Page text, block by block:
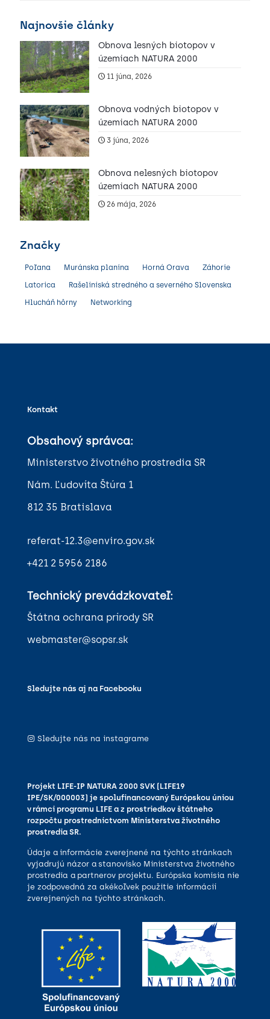
Najnovšie články
Obnova lesných biotopov v
územiach NATURA 2000
11 júna, 2026
Obnova vodných biotopov v
územiach NATURA 2000
3 júna, 2026
Obnova nelesných biotopov
územiach NATURA 2000
26 mája, 2026
Značky
Poľana Muránska planina Horná Orava Záhorie
Latorica Rašeliniská stredného a severného Slovenska
Hlucháň hôrny Networking
Kontakt
Obsahový správca:
Ministerstvo životného prostredia SR
Nám. Ľudovíta Štúra 1
812 35 Bratislava
referat-12.3@enviro.gov.sk
+421 2 5956 2186
Technický prevádzkovateľ:
Štátna ochrana prírody SR
webmaster@sopsr.sk
Sledujte nás aj na Facebooku
Sledujte nás na instagrame
Projekt LIFE-IP NATURA 2000 SVK (LIFE19
IPE/SK/000003) je spolufinancovaný Európskou úniou
v rámci programu LIFE a z prostriedkov štátneho
rozpočtu prostredníctvom Ministerstva životného
prostredia SR.
Údaje a informácie zverejnené na týchto stránkach
vyjadrujú názor a stanovisko Ministerstva životného
prostredia a partnerov projektu. Európska komisia nie
je zodpovedná za akékoľvek použitie informácií
zverejnených na týchto stránkach.